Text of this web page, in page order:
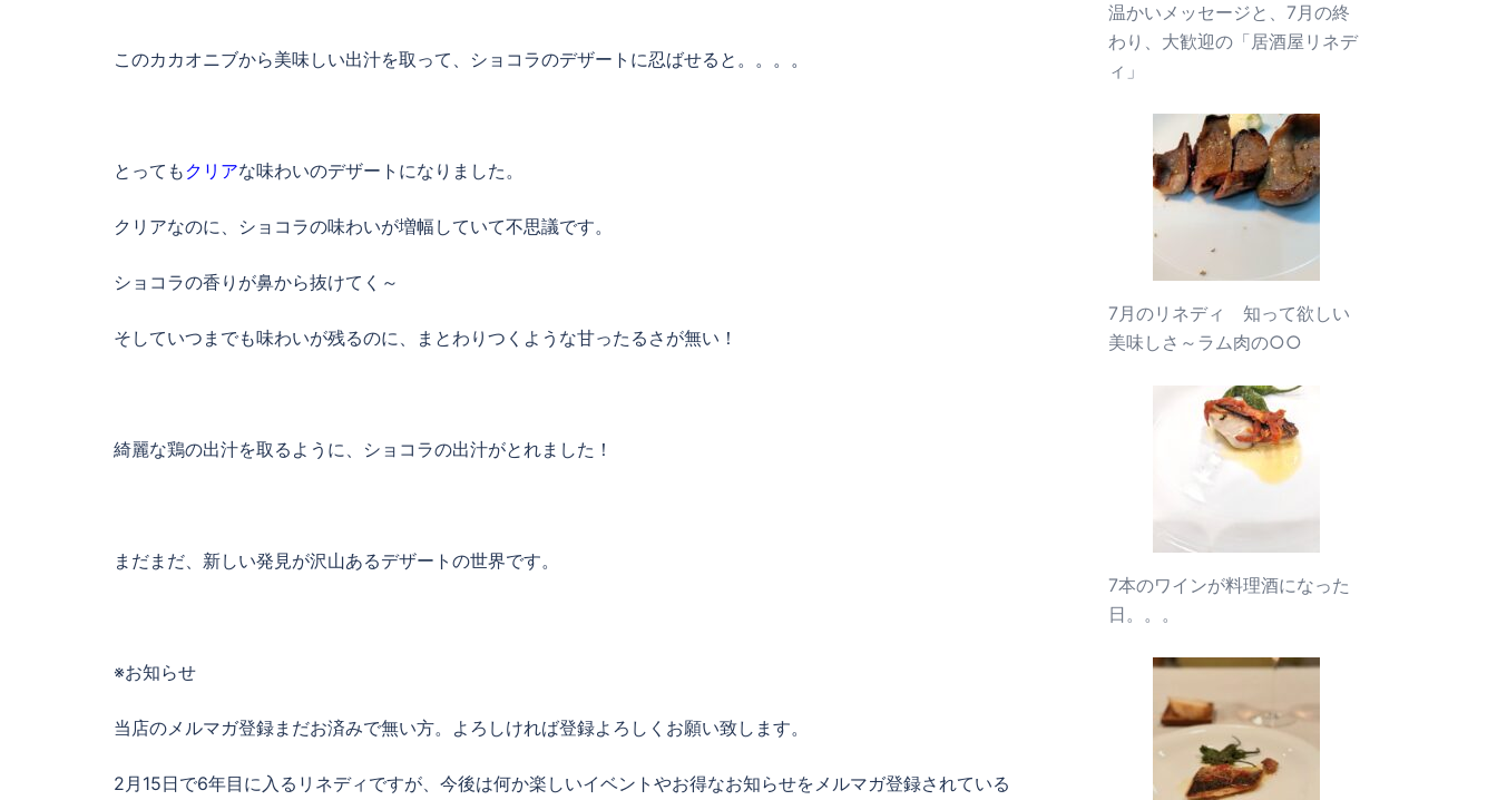
このカカオニブから美味しい出汁を取って、ショコラのデザートに忍ばせると。。。。
とっても クリアな味わいのデザートになりました。
クリアなのに、ショコラの味わいが増幅していて不思議です。
ショコラの香りが鼻から抜けてく～
そしていつまでも味わいが残るのに、まとわりつくような甘ったるさが無い！
綺麗な鶏の出汁を取るように、ショコラの出汁がとれました！
まだまだ、新しい発見が沢山あるデザートの世界です。
※お知らせ
当店のメルマガ登録まだお済みで無い方。よろしければ登録よろしくお願い致します。
2月15日で6年目に入るリネディですが、今後は何か楽しいイベントやお得なお知らせをメルマガ登録されている
温かいメッセージと、7月の終
わり、大歓迎の「居酒屋リネデ
ィ」
7月のリネディ 知って欲しい
美味しさ～ラム肉の○○
7本のワインが料理酒になった
日。。。